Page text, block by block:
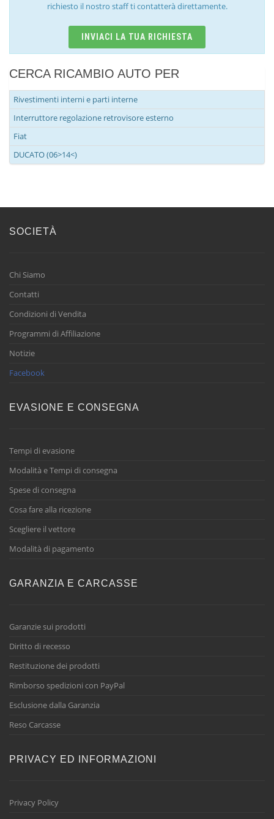
richiesto il nostro staff ti contatterà direttamente.
INVIACI LA TUA RICHIESTA
CERCA RICAMBIO AUTO PER
Rivestimenti interni e parti interne
Interruttore regolazione retrovisore esterno
Fiat
DUCATO (06>14<)
SOCIETÀ
Chi Siamo
Contatti
Condizioni di Vendita
Programmi di Affiliazione
Notizie
Facebook
EVASIONE E CONSEGNA
Tempi di evasione
Modalità e Tempi di consegna
Spese di consegna
Cosa fare alla ricezione
Scegliere il vettore
Modalità di pagamento
GARANZIA E CARCASSE
Garanzie sui prodotti
Diritto di recesso
Restituzione dei prodotti
Rimborso spedizioni con PayPal
Esclusione dalla Garanzia
Reso Carcasse
PRIVACY ED INFORMAZIONI
Privacy Policy